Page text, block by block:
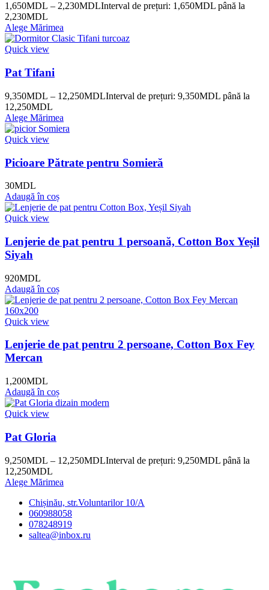
1,650MDL – 2,230MDLInterval de prețuri: 1,650MDL până la
2,230MDL
Alege Mărimea
Quick view
Pat Tifani
9,350MDL – 12,250MDLInterval de prețuri: 9,350MDL până la
12,250MDL
Alege Mărimea
Quick view
Picioare Pătrate pentru Somieră
30MDL
Adaugă în coș
Quick view
Lenjerie de pat pentru 1 persoană, Cotton Box Yeșil
Siyah
920MDL
Adaugă în coș
Quick view
Lenjerie de pat pentru 2 persoane, Cotton Box Fey
Mercan
1,200MDL
Adaugă în coș
Quick view
Pat Gloria
9,250MDL – 12,250MDLInterval de prețuri: 9,250MDL până la
12,250MDL
Alege Mărimea
Chișinău, str.Voluntarilor 10/A
060988058
078248919
saltea@inbox.ru